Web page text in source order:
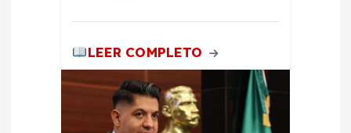
LEER COMPLETO